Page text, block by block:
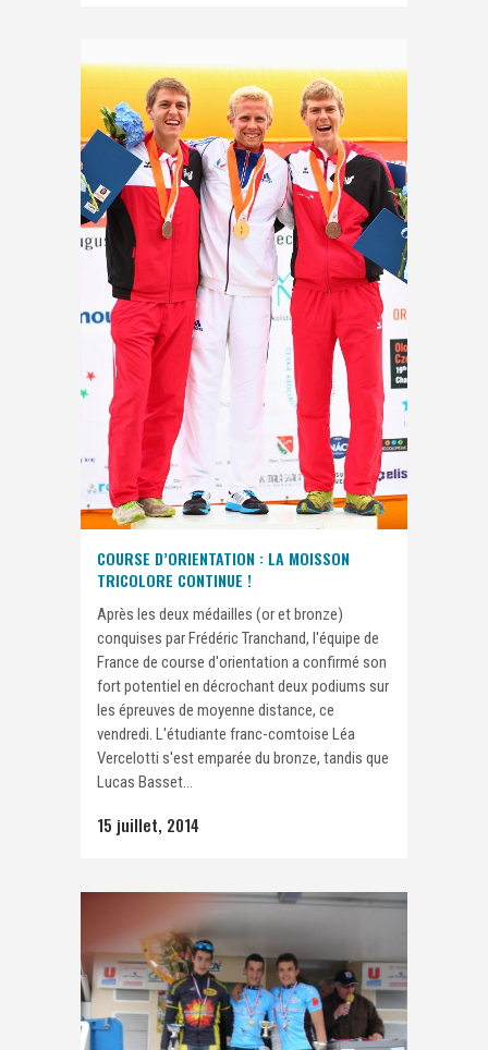
COURSE D’ORIENTATION : LA MOISSON
TRICOLORE CONTINUE !
Après les deux médailles (or et bronze)
conquises par Frédéric Tranchand, l'équipe de
France de course d'orientation a confirmé son
fort potentiel en décrochant deux podiums sur
les épreuves de moyenne distance, ce
vendredi. L'étudiante franc-comtoise Léa
Vercelotti s'est emparée du bronze, tandis que
Lucas Basset...
15 juillet, 2014